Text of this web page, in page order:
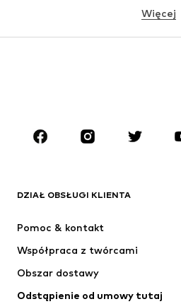
MARKI
Next
Jordan
Więcej
DZIAŁ OBSŁUGI KLIENTA
Pomoc & kontakt
Współpraca z twórcami
Obszar dostawy
Odstąpienie od umowy tutaj